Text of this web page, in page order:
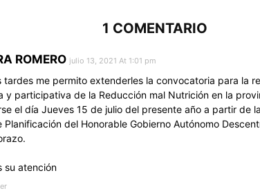
1 COMENTARIO
ROMERO julio 13, 2021 At 1:01 pm
tardes me permito extenderles la convocatoria para la
y participativa de la Reducción mal Nutrición en la
el día Jueves 15 de julio del presente año a partir de
Planificación del Honorable Gobierno Autónomo
su atención